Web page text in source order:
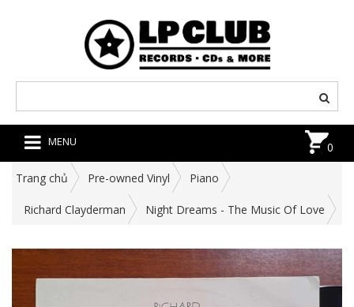
MENU 0
Trang chủ Pre-owned Vinyl Piano
Richard Clayderman Night Dreams - The Music Of Love